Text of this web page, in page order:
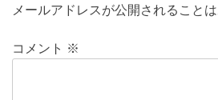
ゲ
メールアドレスが公開されることは
コメント ※